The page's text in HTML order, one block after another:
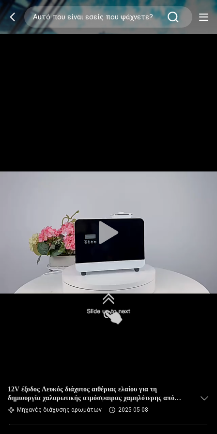
12V έξοδος Λευκός διάχυτος αιθέριας ελαίου για τη
δημιουργία χαλαρωτικής ατμόσφαιρας χαμηλότερης από
35dBΜηχανές διάχυσης αρωμάτων 2025-05-08